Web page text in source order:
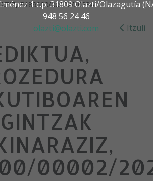
1 c.p. 31809 Olazti/Olazagutía
948 56 24 46
olazti@olazti.com
E189000/00002/2023A
Itzuli
00002/